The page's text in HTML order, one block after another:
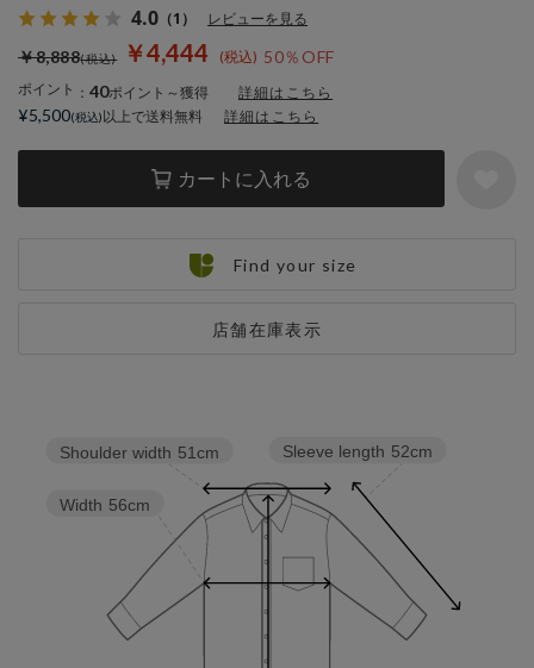
4.0 （1） レビューを見る
￥4,444 50％OFF
￥8,888
ポイント ： 40ポイント～獲得 詳細はこちら
カートに入れる
店舗在庫表示
¥5,500 以上で送料無料 詳細はこちら
Find your size
Sleeve length 52cm
Width 56cm
Shoulder width 51cm